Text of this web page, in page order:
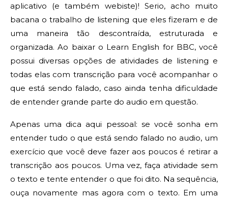
aplicativo (e também webiste)! Serio, acho muito
bacana o trabalho de listening que eles fizeram e de
uma maneira tão descontraída, estruturada e
organizada. Ao baixar o Learn English for BBC, você
possui diversas opções de atividades de listening e
todas elas com transcrição para você acompanhar o
que está sendo falado, caso ainda tenha dificuldade
de entender grande parte do audio em questão.
Apenas uma dica aqui pessoal: se você sonha em
entender tudo o que está sendo falado no audio, um
exercício que você deve fazer aos poucos é retirar a
transcrição aos poucos. Uma vez, faça atividade sem
o texto e tente entender o que foi dito. Na sequência,
ouça novamente mas agora com o texto. Em uma